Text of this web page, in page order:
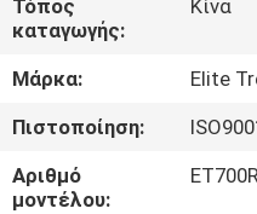
ΣΧΕΤΙΚΆ
ΜΕ
ΕΜΆΣ
Τόπος
καταγωγής:
Κίνα
Μάρκα:
Elite
Πιστοποίηση:
Αριθμό
μοντέλου: